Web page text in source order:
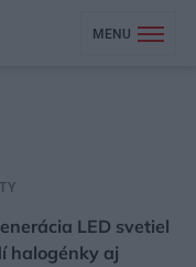
MENU
LED svetiel
halogénky aj